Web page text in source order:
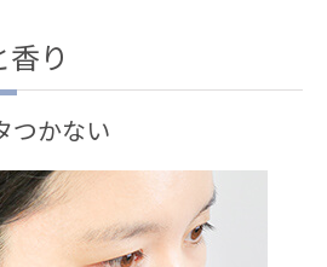
り
つかない